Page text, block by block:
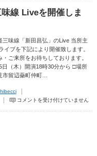
線 Liveを開催しま
三味線「新田昌弘」のLive 当所主
イブを下記により開催致します。
ご来所をお待ちしております。
（木）開演18時30分から □場所
市留辺蘂町仲町…
和
鼓
コメントを受け付けていません